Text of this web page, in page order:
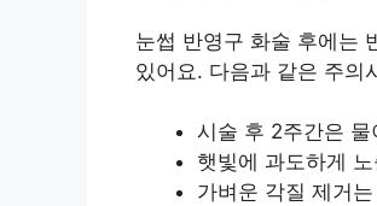
눈썹 반영구 화술 후에는
있어요. 다음과 같은 주의
시술 후 2주간은
햇빛에 과도하게
가벼운 각질 제거